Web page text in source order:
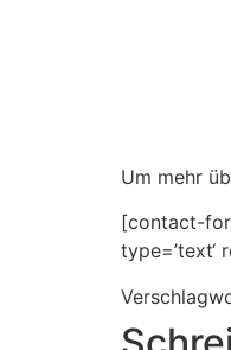
Um mehr
[contact-
type=’text‘